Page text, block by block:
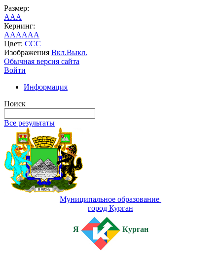
Размер:
AAA
Кернинг:
AAAAAA
Цвет: CCC
Изображения Вкл.Выкл.
Обычная версия сайта
Войти
Информация
Поиск
Все результаты
Муниципальное образование
город Курган
Я Курган